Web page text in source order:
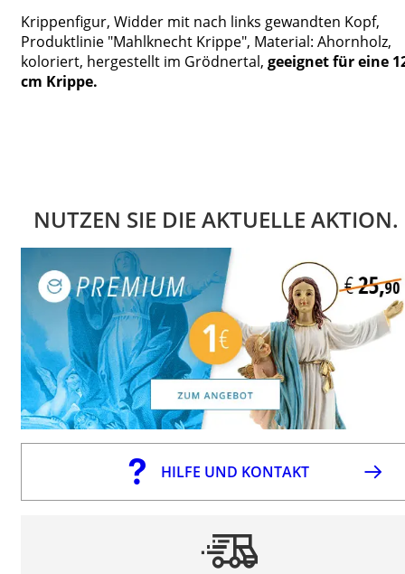
Krippenfigur, Widder mit nach links gewandten Kopf,
Produktlinie "Mahlknecht Krippe", Material: Ahornholz,
koloriert, hergestellt im Grödnertal, geeignet für eine
cm Krippe.
NUTZEN SIE DIE AKTUELLE AKTION.
HILFE UND KONTAKT